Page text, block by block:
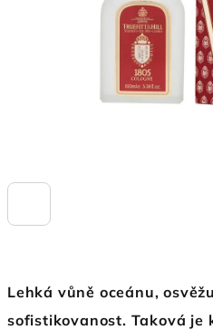
Lehká vůně oceánu,
sofistikovanost. Taková je